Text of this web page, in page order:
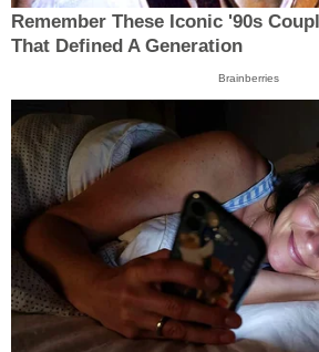
Remember These Iconic '90s
That Defined A Generation
Brainberries